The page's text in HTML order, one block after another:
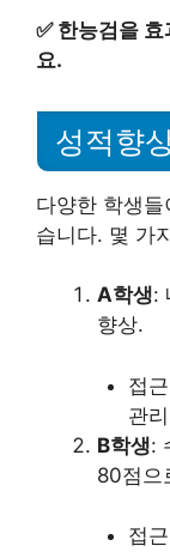
✅ 한능검을 효
요.
성적향
다양한 학생
습니다. 몇 가
A학생:
향상.
접
관
B학생:
80점으
접